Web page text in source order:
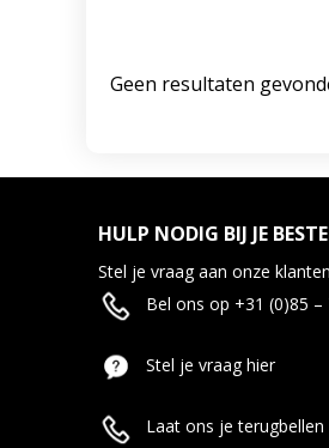
Geen resultaten
HULP NODIG BIJ JE
Stel je vraag aan onze
Bel ons op +31 (0)85 –
Stel je vraag hier
Laat ons je terugbellen